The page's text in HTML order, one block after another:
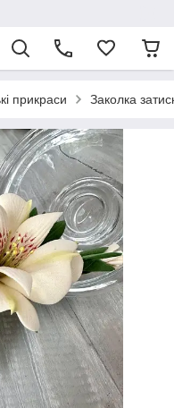
прикраси Заколка